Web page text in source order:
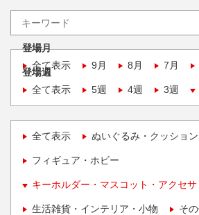
登場月
全て表示
9月 8月 7月
登場週
全て表示
5週 4週 3週
全て表示 ぬいぐるみ・クッション
フィギュア・ホビー
キーホルダー・マスコット・アクセサ
生活雑貨・インテリア・小物 そ